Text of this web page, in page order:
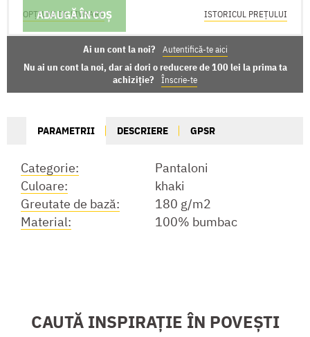
ADAUGĂ ÎN COȘ
OPȚIUNI DE LIVRARE ISTORICUL PREȚULUI
Ai un cont la noi? Autentifică-te aici
Nu ai un cont la noi, dar ai dori o reducere de 100 lei la prima ta
achiziție?
Înscrie-te
PARAMETRII DESCRIERE GPSR
Categorie:
Pantaloni
Culoare:
khaki
Greutate de bază:
180 g/m2
Material:
100% bumbac
CAUTĂ INSPIRAȚIE ÎN POVEȘTI